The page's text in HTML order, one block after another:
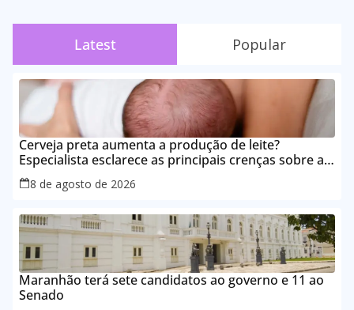
Latest Popular
Cerveja preta aumenta a produção de leite?
Especialista esclarece as principais crenças sobre a
alimentação durante a amamentação
8 de agosto de 2026
Maranhão terá sete candidatos ao governo e 11 ao
Senado